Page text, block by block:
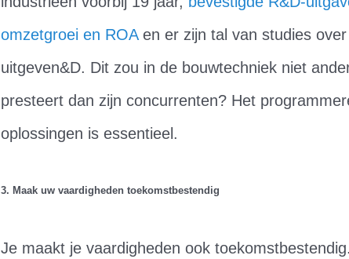
omzetgroei en ROAen er zijn tal van studies
uitgeven&D. Dit zou in de bouwtechniek niet
presteert dan zijn concurrenten? Het
oplossingen is essentieel.
3. Maak uw vaardigheden toekomstbestendig
Je maakt je vaardigheden ook